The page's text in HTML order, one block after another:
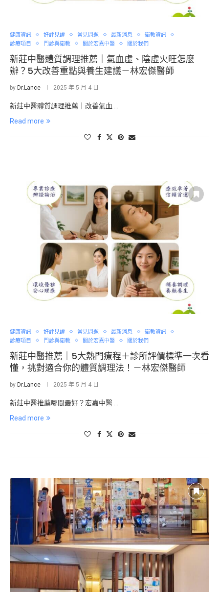
健康資訊 好評見證 常見問題 最新消息
衛教資訊
診療項目
門診與衛教 關於宏嘉中醫 關於我們
新莊中醫體質調理推薦｜氣血虛、陰虛火旺怎麼
辦？5大改善重點與養生建議－林宏傑醫師
by Dr.Lance 2025 年 5 月 4 日
新莊中醫體質調理推薦｜改善氣血 …
Read more
健康資訊 好評見證 常見問題 最新消息
衛教資訊
診療項目
門診與衛教 關於宏嘉中醫 關於我們
新莊中醫推薦｜5大熱門療程＋診所評價標準一次看
懂，挑對適合你的體質調理法！－林宏傑醫師
by Dr.Lance 2025 年 5 月 4 日
新莊中醫推薦哪間最好？宏嘉中醫 …
Read more